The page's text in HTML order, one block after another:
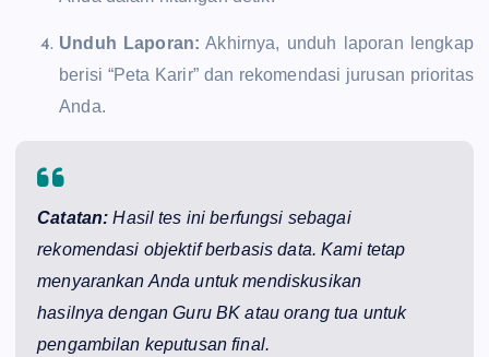
Unduh Laporan: Akhirnya, unduh laporan lengkap
berisi “Peta Karir” dan rekomendasi jurusan prioritas
Anda.
Catatan: Hasil tes ini berfungsi sebagai
rekomendasi objektif berbasis data. Kami tetap
menyarankan Anda untuk mendiskusikan
hasilnya dengan Guru BK atau orang tua untuk
pengambilan keputusan final.